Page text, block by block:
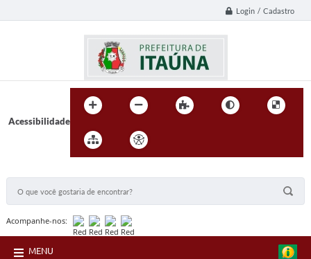
Login / Cadastro
Acessibilidade
Acompanhe-nos:
MENU